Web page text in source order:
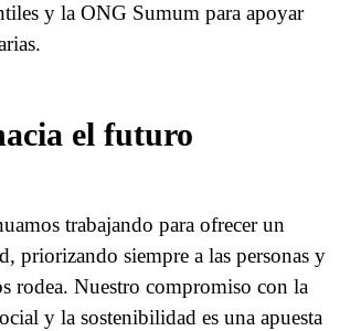
y la ONG Sumum para apoyar
el futuro
trabajando para ofrecer un
priorizando siempre a las personas y
rodea. Nuestro compromiso con la
y la sostenibilidad es una apuesta